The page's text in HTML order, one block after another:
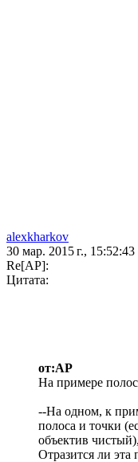
alexkharkov
30 мар. 2015 г., 15:52:43
Re[AP]:
Цитата:
от:AP
На примере
--На одном, к
полоса и точки
объектив
Отразится ли эта